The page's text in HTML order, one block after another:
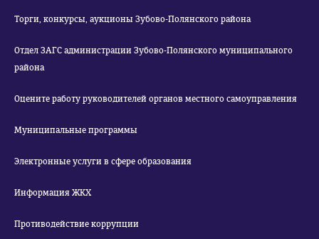
Торги, конкурсы, аукционы Зубово-Полянского района
Отдел ЗАГС администрации Зубово-Полянского муниципального
района
Оцените работу руководителей органов местного самоуправления
Муниципальные программы
Электронные услуги в сфере образования
Информация ЖКХ
Противодействие коррупции